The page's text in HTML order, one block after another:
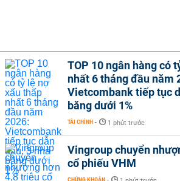
TOP 10 ngân hàng có
nhất 6 tháng đầu năm
Vietcombank tiếp tục
băng dưới 1%
TÀI CHÍNH - 1 phút trước
Vingroup chuyển
cổ phiếu VHM
CHỨNG KHOÁN